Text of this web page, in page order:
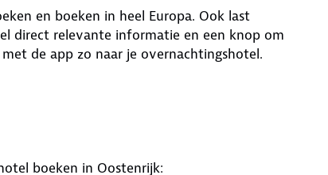
en boeken in heel Europa. Ook last
direct relevante informatie en een knop om
de app zo naar je overnachtingshotel.
boeken in Oostenrijk: